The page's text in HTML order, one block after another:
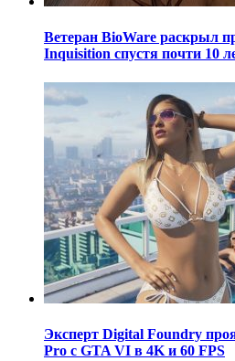
Ветеран BioWare раскрыл
Inquisition спустя почти 10
Эксперт Digital Foundry
Pro с GTA VI в 4K и 60 FPS